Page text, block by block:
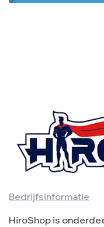
Bedrijfsinformatie
HiroShop is